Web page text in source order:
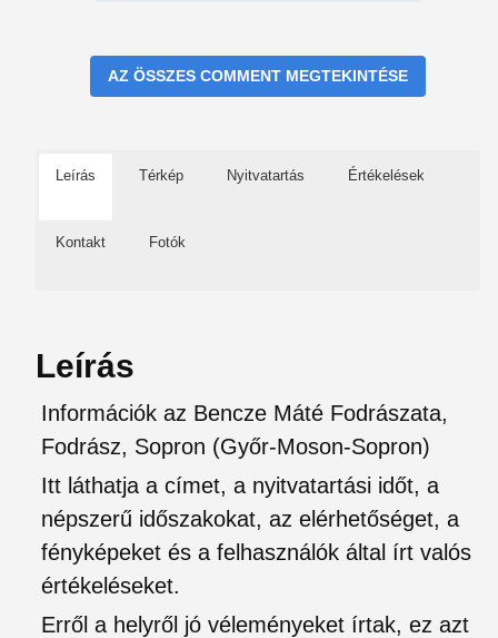
AZ ÖSSZES COMMENT MEGTEKINTÉSE
Leírás Térkép Nyitvatartás Értékelések
Kontakt Fotók
Leírás
Információk az Bencze Máté Fodrászata,
Fodrász, Sopron (Győr-Moson-Sopron)
Itt láthatja a címet, a nyitvatartási időt, a
népszerű időszakokat, az elérhetőséget, a
fényképeket és a felhasználók által írt valós
értékeléseket.
Erről a helyről jó véleményeket írtak, ez azt